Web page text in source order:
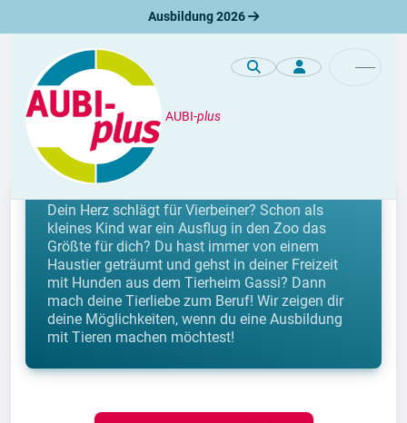
Ausbildung 2026
AUBI-plus
Berufe
Berufe mit Tieren
Dein Herz schlägt für Vierbeiner? Schon als
kleines Kind war ein Ausflug in den Zoo das
Größte für dich? Du hast immer von einem
Haustier geträumt und gehst in deiner Freizeit
mit Hunden aus dem Tierheim Gassi? Dann
mach deine Tierliebe zum Beruf! Wir zeigen dir
deine Möglichkeiten, wenn du eine Ausbildung
mit Tieren machen möchtest!